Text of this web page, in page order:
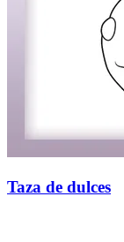
Taza de dulces